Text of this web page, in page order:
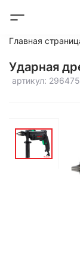
Главная
Ударная
артикул: 296475